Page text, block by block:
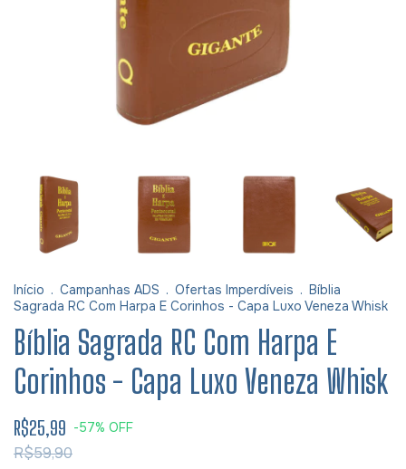
Início . Campanhas ADS . Ofertas Imperdíveis . Bíblia
Sagrada RC Com Harpa E Corinhos - Capa Luxo Veneza Whisk
Bíblia Sagrada RC Com Harpa E
Corinhos - Capa Luxo Veneza Whisk
R$25,99 -57% OFF
R$59,90